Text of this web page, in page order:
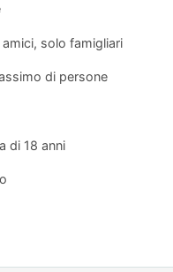
solo famigliari
di persone
di 18 anni